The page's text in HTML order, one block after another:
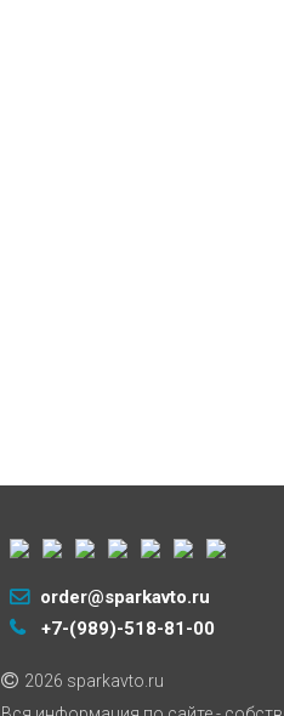
order@sparkavto.ru
+7-(989)-518-81-00
2026 sparkavto.ru